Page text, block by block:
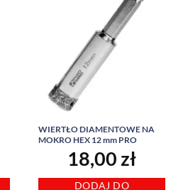
WIERTŁO DIAMENTOWE NA
MOKRO HEX 12 mm PRO
18,00 zł
DODAJ DO